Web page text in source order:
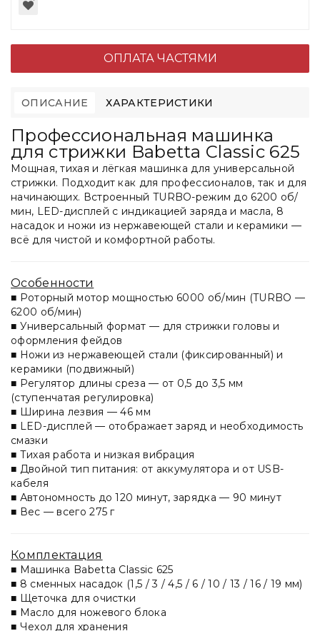
ОПЛАТА ЧАСТЯМИ
ОПИСАНИЕ ХАРАКТЕРИСТИКИ
Профессиональная машинка
для стрижки Babetta Classic 625
Мощная, тихая и лёгкая машинка для универсальной
стрижки. Подходит как для профессионалов, так и для
начинающих. Встроенный TURBO-режим до 6200 об/
мин, LED-дисплей с индикацией заряда и масла, 8
насадок и ножи из нержавеющей стали и керамики —
всё для чистой и комфортной работы.
Особенности
■ Роторный мотор мощностью 6000 об/мин (TURBO —
6200 об/мин)
■ Универсальный формат — для стрижки головы и
оформления фейдов
■ Ножи из нержавеющей стали (фиксированный) и
керамики (подвижный)
■ Регулятор длины среза — от 0,5 до 3,5 мм
(ступенчатая регулировка)
■ Ширина лезвия — 46 мм
■ LED-дисплей — отображает заряд и необходимость
смазки
■ Тихая работа и низкая вибрация
■ Двойной тип питания: от аккумулятора и от USB-
кабеля
■ Автономность до 120 минут, зарядка — 90 минут
■ Вес — всего 275 г
Комплектация
■ Машинка Babetta Classic 625
■ 8 сменных насадок (1,5 / 3 / 4,5 / 6 / 10 / 13 / 16 / 19 мм)
■ Щеточка для очистки
■ Масло для ножевого блока
■ Чехол для хранения